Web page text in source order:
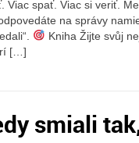
Viac spať. Viac si veriť.
na správy
Kniha Žijte svůj
[…]
smiali